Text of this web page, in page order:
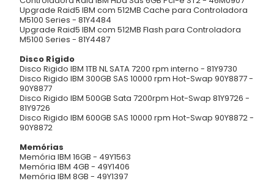
Upgrade Raid5 IBM com 512MB Cache para Controladora
M5100 Series - 81Y4484
Upgrade Raid5 IBM com 512MB Flash para Controladora
M5100 Series - 81Y4487
Disco Rígido
Disco Rigido IBM 1TB NL SATA 7200 rpm interno - 81Y9730
Disco Rigido IBM 300GB SAS 10000 rpm Hot-Swap 90Y8877 -
90Y8877
Disco Rigido IBM 500GB Sata 7200rpm Hot-Swap 81Y9726 -
81Y9726
Disco Rigido IBM 600GB SAS 10000 rpm Hot-Swap 90Y8872 -
90Y8872
Memórias
Memória IBM 16GB - 49Y1563
Memória IBM 4GB - 49Y1406
Memória IBM 8GB - 49Y1397